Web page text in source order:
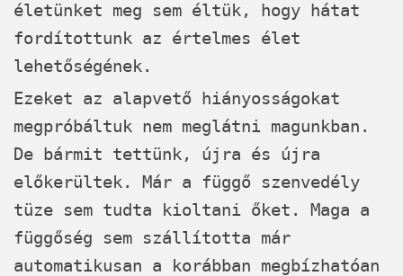
életünket meg sem éltük, hogy hátat
fordítottunk az értelmes élet
lehetőségének.
Ezeket az alapvető hiányosságokat
megpróbáltuk nem meglátni magunkban.
De bármit tettünk, újra és újra
előkerültek. Már a függő szenvedély
tüze sem tudta kioltani őket. Maga a
függőség sem szállította már
automatikusan a korábban megbízhatóan